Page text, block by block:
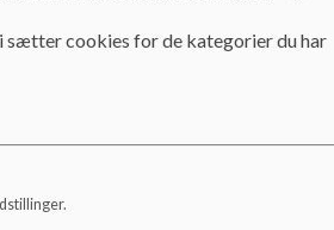
og det lille elevråd
det store elevråd og det lille
imellem. Elevrådsvennerne
elevrådsvennen i det store elevråd
fællesmøde for det store og det lille
sætter cookies for de kategorier du har